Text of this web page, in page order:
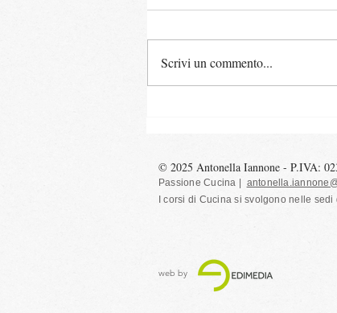
Scrivi un commento...
© 2025 Antonella Iannone - P.IVA:
Passione Cucina |
I corsi di Cucina si svolgono nelle sedi
web by